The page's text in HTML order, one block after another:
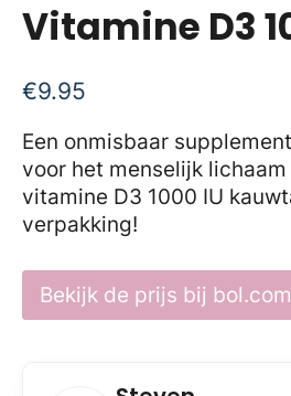
Vitamine D3
€9.95
Een onmisbaar
voor het menselijk
vitamine D3 1000 IU
verpakking!
Bekijk de prijs bij bol.com